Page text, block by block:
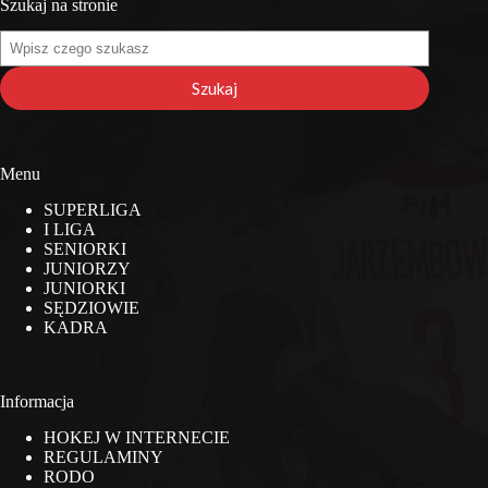
Szukaj na stronie
Szukaj
na
stronie
Szukaj
Menu
SUPERLIGA
I LIGA
SENIORKI
JUNIORZY
JUNIORKI
SĘDZIOWIE
KADRA
Informacja
HOKEJ W INTERNECIE
REGULAMINY
RODO